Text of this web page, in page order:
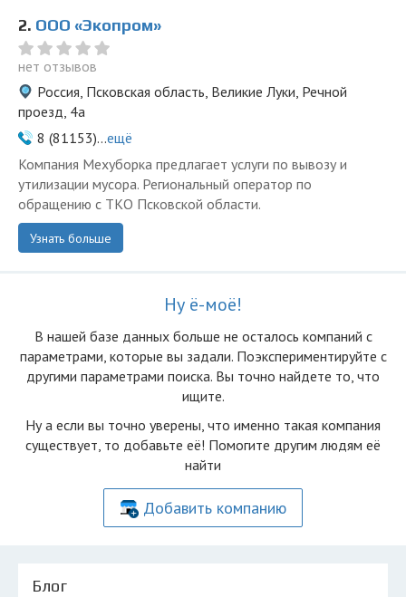
2. ООО «Экопром»
нет отзывов
Россия, Псковская область, Великие Луки, Речной
проезд, 4а
8 (81153)...ещё
Компания Мехуборка предлагает услуги по вывозу и
утилизации мусора. Региональный оператор по
обращению с ТКО Псковской области.
Узнать больше
Ну ё-моё!
В нашей базе данных больше не осталоcь компаний с
параметрами, которые вы задали. Поэкспериментируйте с
другими параметрами поиска. Вы точно найдете то, что
ищите.
Ну а если вы точно уверены, что именно такая компания
существует, то добавьте её! Помогите другим людям её
найти
Добавить компанию
Блог